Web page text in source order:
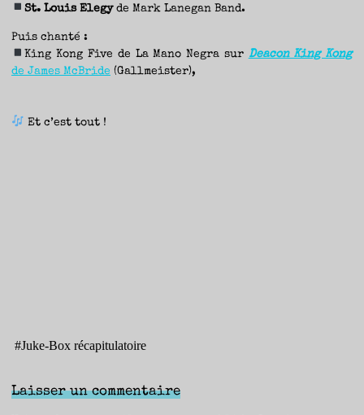
St. Louis Elegyde Mark Lanegan Band.
Puis chanté :
King Kong Five de La Mano Negra sur Deacon King Kong
de James McBride (Gallmeister),
Et c’est tout !
#Juke-Box récapitulatoire
Laisser un commentaire